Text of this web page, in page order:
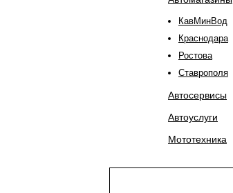
КавМинВод
Краснодара
Ростова
Ставрополя
Автосервисы
Автоуслуги
Мототехника